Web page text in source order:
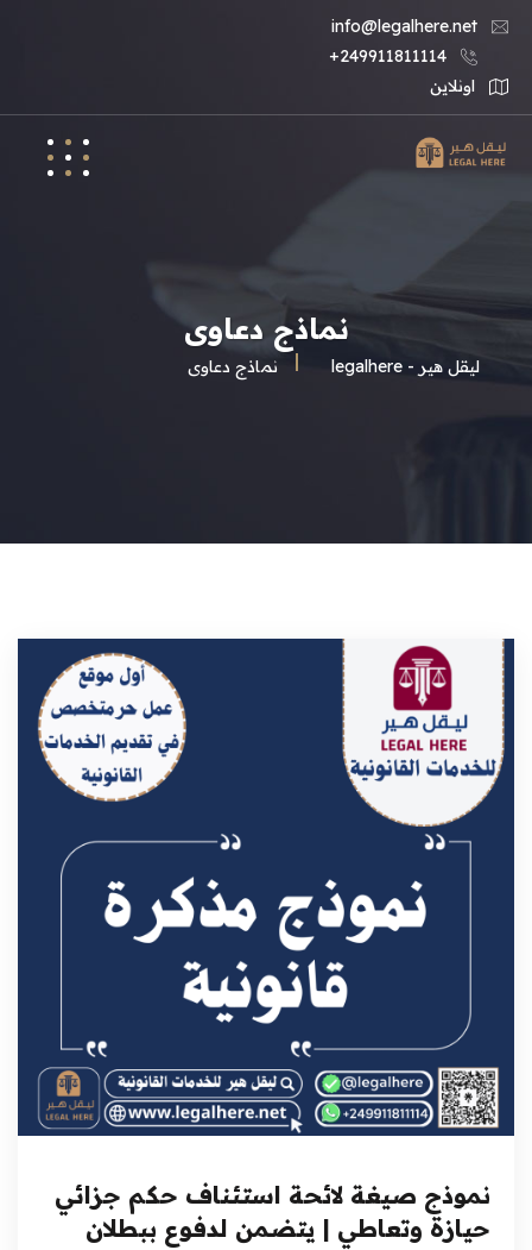
info@legalhere.net
249911811114+
اونلاين
نماذج دعاوى
ليقل هير - legalhere نماذج دعاوى
نموذج صيغة لائحة استئناف حكم جزائي
حيازة وتعاطي | يتضمن لدفوع ببطلان